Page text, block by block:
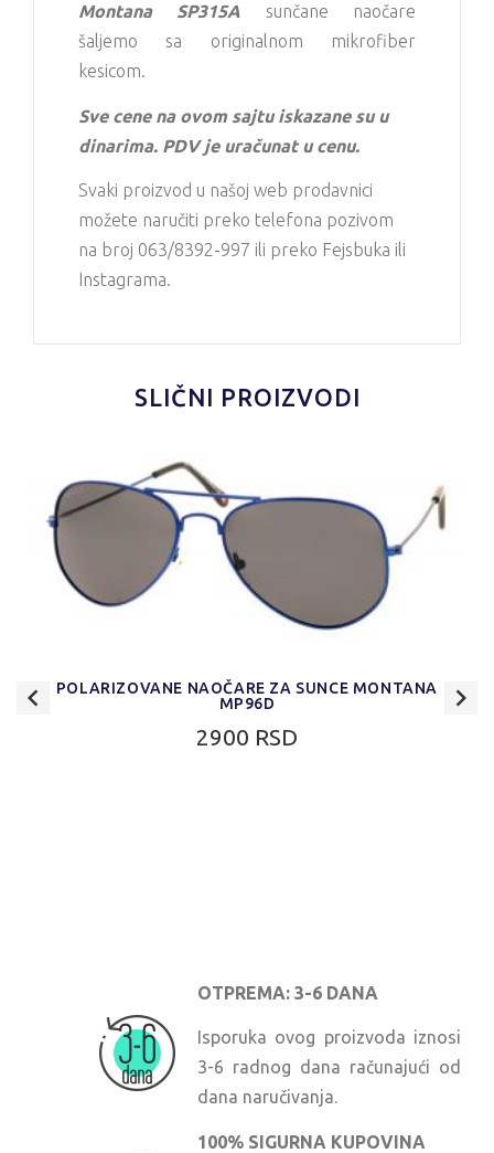
Montana SP315A sunčane naočare
šaljemo sa originalnom mikrofiber
kesicom.
Sve cene na ovom sajtu iskazane su u
dinarima. PDV je uračunat u cenu.
Svaki proizvod u našoj web prodavnici
možete naručiti preko telefona pozivom
na broj 063/8392-997 ili preko Fejsbuka ili
Instagrama.
SLIČNI PROIZVODI
POLARIZOVANE NAOČARE ZA SUNCE MONTANA
MP96D
2900 RSD
OTPREMA: 3-6 DANA
Isporuka ovog proizvoda iznosi
3-6 radnog dana računajući od
dana naručivanja.
100% SIGURNA KUPOVINA